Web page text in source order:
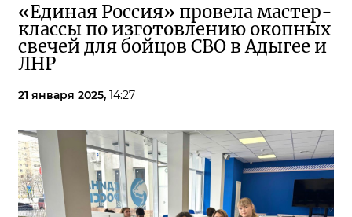
«Единая Россия» провела мастер-
классы по изготовлению окопных
свечей для бойцов СВО в Адыгее и
ЛНР
21 января 2025, 14:27